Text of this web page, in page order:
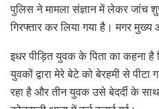
पुलिस ने मामला संज्ञान में लेकर जांच
गिरफ्तार कर लिया गया है। मगर मुख्य
इधर पीड़ित युवक के पिता का कहना है
युवकों द्वारा मेरे बेटे को बेरहमी से
रहा है और तीन युवक उसे बेदर्दी के साथ